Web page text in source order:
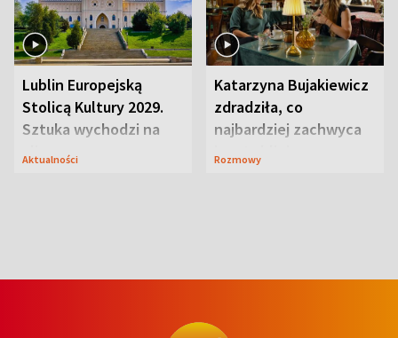
Lublin Europejską
Stolicą Kultury 2029.
Sztuka wychodzi na
ulice
Aktualności
Katarzyna Bujakiewicz
zdradziła, co
najbardziej zachwyca
ją w Lublinie
Rozmowy